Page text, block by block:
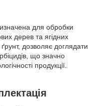
для обробки
дерев та ягідних
дозволяє доглядати
що значно
продукції.